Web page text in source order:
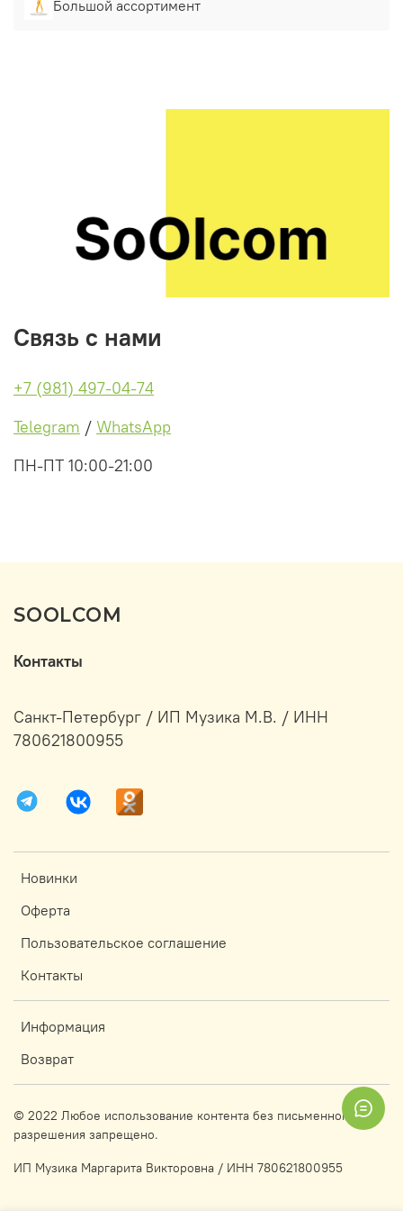
Большой ассортимент
Связь с нами
+7 (981) 497-04-74
Telegram / WhatsApp
ПН-ПТ 10:00-21:00
SOOLCOM
Новинки
Оферта
Пользовательское соглашение
Контакты
Информация
Возврат
Контакты
Санкт-Петербург / ИП Музика М.В. / ИНН
780621800955
© 2022 Любое использование контента без письменного
разрешения запрещено.
ИП Музика Маргарита Викторовна / ИНН 780621800955